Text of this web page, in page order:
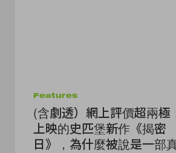
Features
(含劇透）網上評價超兩極
上映的史匹堡新作《揭密
日》，為什麼被說是一部